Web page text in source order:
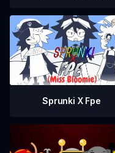
Sprunki X Fpe